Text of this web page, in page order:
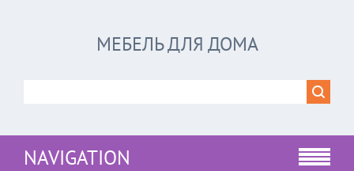
МЕБЕЛЬ ДЛЯ ДОМА
NAVIGATION